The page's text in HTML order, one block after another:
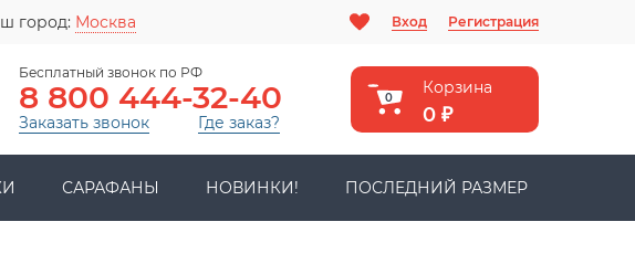
город: Москва Вход Регистрация
Бесплатный звонок по РФ
8 800 444-32-40
Заказать звонок Где заказ?
Корзина
0
0 ₽
САРАФАНЫ НОВИНКИ! ПОСЛЕДНИЙ РАЗМЕР